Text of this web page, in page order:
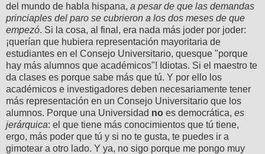
del mundo de habla hispana, a pesar de que las demandas
princiaples del paro se cubrieron a los dos meses de que
empezó. Si la cosa, al final, era nada más joder por joder:
¡querían que hubiera representación mayoritaria de
estudiantes en el Consejo Universitario, quesque "porque
hay más alumnos que académicos"! Idiotas. Si el maestro te
da clases es porque sabe más que tú. Y por ello los
académicos e investigadores deben necesariamente tener
más representación en un Consejo Universitario que los
alumnos. Porque una Universidad no es democrática, es
jerárquica: el que tiene más conocimientos que tú tiene,
ergo, más poder que tú y si no te gusta, te puedes ir a
gimotear a otro lado. Y ya, no sigo porque me pongo muy